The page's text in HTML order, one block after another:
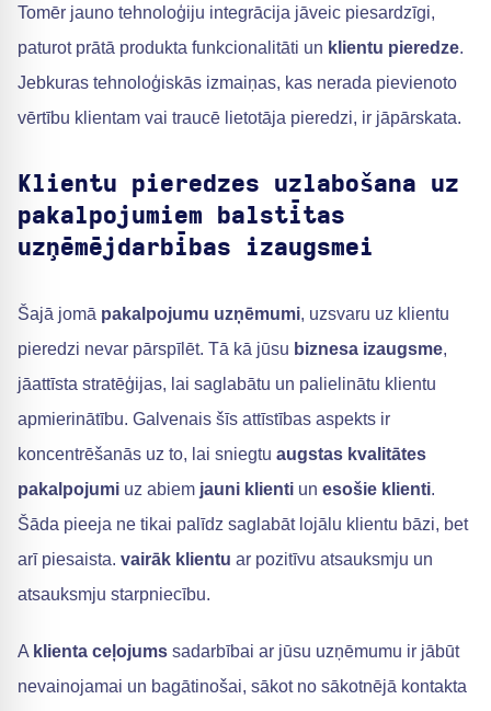
Tomēr jauno tehnoloģiju integrācija jāveic piesardzīgi,
paturot prātā produkta funkcionalitāti un klientu pieredze.
Jebkuras tehnoloģiskās izmaiņas, kas nerada pievienoto
vērtību klientam vai traucē lietotāja pieredzi, ir jāpārskata.
Klientu pieredzes uzlabošana uz
pakalpojumiem balstītas
uzņēmējdarbības izaugsmei
Šajā jomā pakalpojumu uzņēmumi, uzsvaru uz klientu
pieredzi nevar pārspīlēt. Tā kā jūsu biznesa izaugsme,
jāattīsta stratēģijas, lai saglabātu un palielinātu klientu
apmierinātību. Galvenais šīs attīstības aspekts ir
koncentrēšanās uz to, lai sniegtu augstas kvalitātes
pakalpojumi uz abiem jauni klienti un esošie klienti.
Šāda pieeja ne tikai palīdz saglabāt lojālu klientu bāzi, bet
arī piesaista. vairāk klientu ar pozitīvu atsauksmju un
atsauksmju starpniecību.
A klienta ceļojums sadarbībai ar jūsu uzņēmumu ir jābūt
nevainojamai un bagātinošai, sākot no sākotnējā kontakta